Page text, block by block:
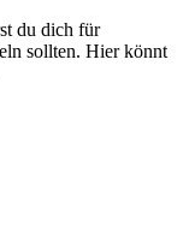
du dich für
sollten. Hier könnt